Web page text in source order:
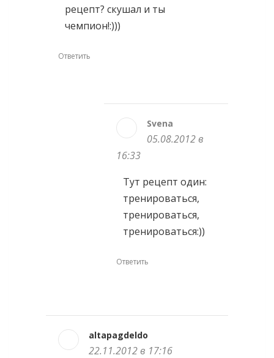
рецепт? скушал и ты
чемпион!:)))
Ответить
Svena
05.08.2012 в
16:33
Тут рецепт один:
тренироваться,
тренироваться,
тренироваться:))
Ответить
altapagdeldo
22.11.2012 в 17:16